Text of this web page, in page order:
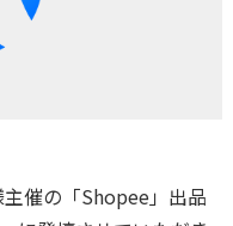
催の「Shopee」出品